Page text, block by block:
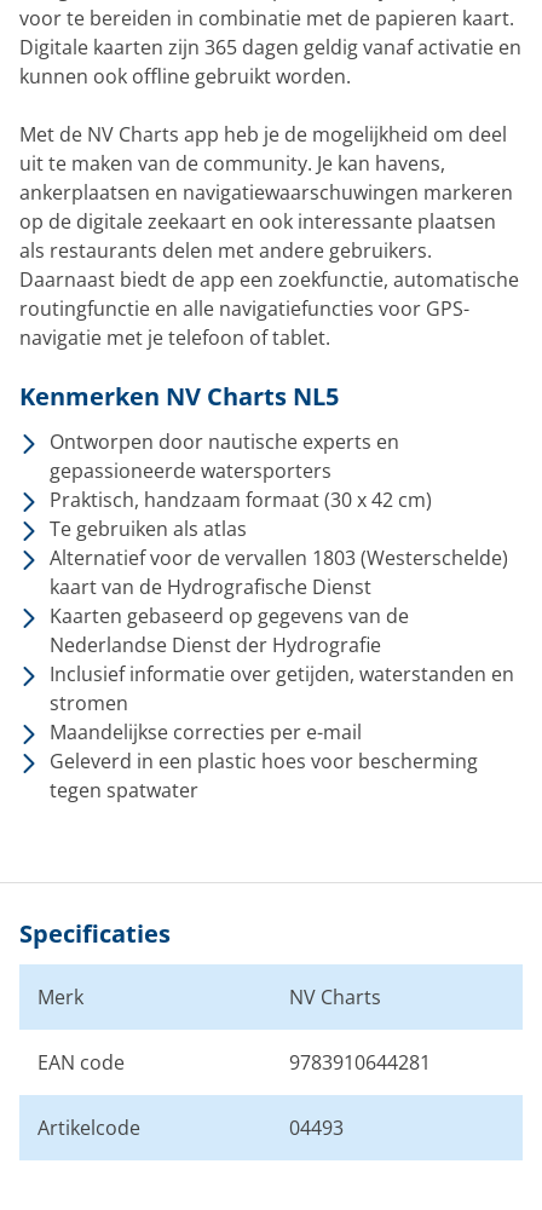
voor te bereiden in combinatie met de papieren kaart.
Digitale kaarten zijn 365 dagen geldig vanaf activatie en
kunnen ook offline gebruikt worden.
Met de NV Charts app heb je de mogelijkheid om deel
uit te maken van de community. Je kan havens,
ankerplaatsen en navigatiewaarschuwingen markeren
op de digitale zeekaart en ook interessante plaatsen
als restaurants delen met andere gebruikers.
Daarnaast biedt de app een zoekfunctie, automatische
routingfunctie en alle navigatiefuncties voor GPS-
navigatie met je telefoon of tablet.
Kenmerken NV Charts NL5
Ontworpen door nautische experts en
gepassioneerde watersporters
Praktisch, handzaam formaat (30 x 42 cm)
Te gebruiken als atlas
Alternatief voor de vervallen 1803 (Westerschelde)
kaart van de Hydrografische Dienst
Kaarten gebaseerd op gegevens van de
Nederlandse Dienst der Hydrografie
Inclusief informatie over getijden, waterstanden en
stromen
Maandelijkse correcties per e-mail
Geleverd in een plastic hoes voor bescherming
tegen spatwater
Specificaties
Merk NV Charts
EAN code 9783910644281
Artikelcode 04493